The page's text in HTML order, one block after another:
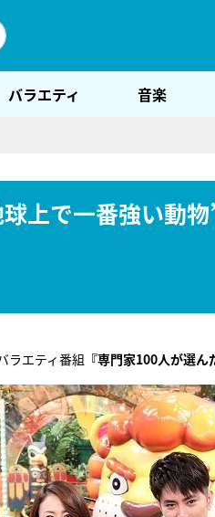
バラエティ 音楽
上で一番強い動
ラエティ番組 『専門家100人が選